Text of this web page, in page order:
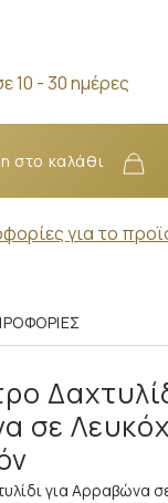
10 - 30 ημέρες
στο καλάθι
για το
σε
για Αρραβώνα